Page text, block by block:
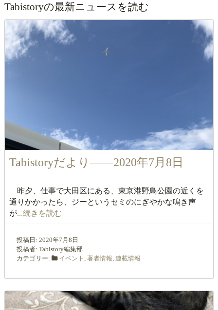
Tabistoryの最新ニュースを読む
Tabistoryだより――2020年7月8日
昨夕、仕事で大田区にある、東京港野鳥公園の近くを
通りかかったら、ジーというセミのにぎやかな鳴き声
が...続きを読む
投稿日: 2020年7月8日
投稿者: Tabistory編集部
カテゴリー:
イベント 著者情報 連載情報